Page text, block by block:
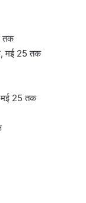
तक
,मई 25 तक
मई 25 तक